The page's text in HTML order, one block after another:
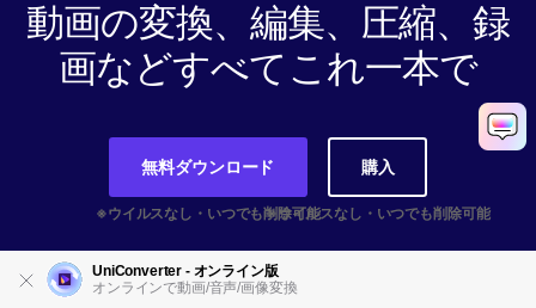
動画の変換、編集、圧縮、録
画などすべてこれ一本で
無料ダウンロード 購入
UniConverter - オンライン版
オンラインで動画/音声/画像変換